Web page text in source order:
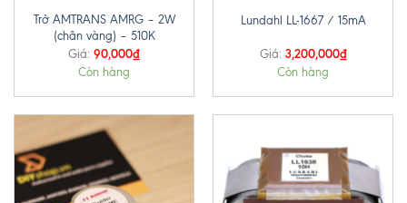
Trở AMTRANS AMRG – 2W
(chân vàng) – 510K
Giá: 90,000₫
Còn hàng
Lundahl LL-1667 / 15mA
Giá: 3,200,000₫
Còn hàng